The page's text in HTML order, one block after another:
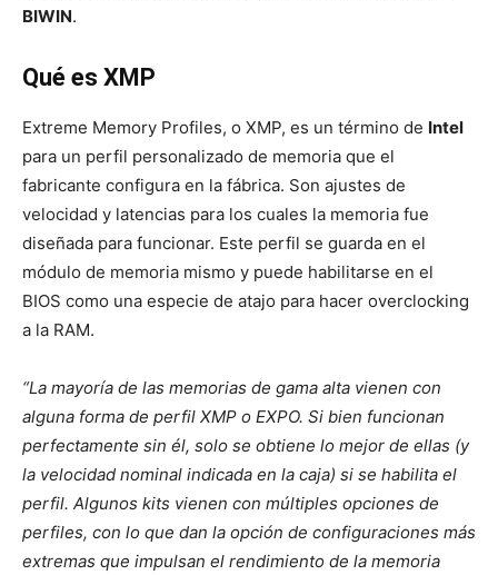
BIWIN.
Qué es XMP
Extreme Memory Profiles, o XMP, es un término de Intel
para un perfil personalizado de memoria que el
fabricante configura en la fábrica. Son ajustes de
velocidad y latencias para los cuales la memoria fue
diseñada para funcionar. Este perfil se guarda en el
módulo de memoria mismo y puede habilitarse en el
BIOS como una especie de atajo para hacer overclocking
a la RAM.
“La mayoría de las memorias de gama alta vienen con
alguna forma de perfil XMP o EXPO. Si bien funcionan
perfectamente sin él, solo se obtiene lo mejor de ellas (y
la velocidad nominal indicada en la caja) si se habilita el
perfil. Algunos kits vienen con múltiples opciones de
perfiles, con lo que dan la opción de configuraciones más
extremas que impulsan el rendimiento de la memoria